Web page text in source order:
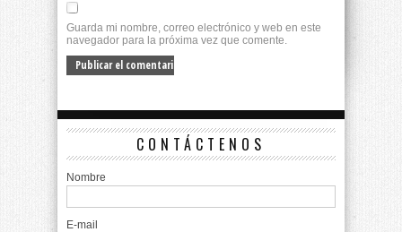
Guarda mi nombre, correo electrónico y web en este
navegador para la próxima vez que comente.
CONTÁCTENOS
Nombre
E-mail